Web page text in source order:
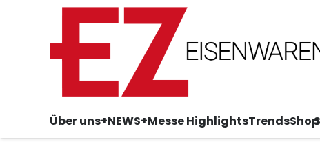
Über uns+NEWS+Messe HighlightsTrendsShop